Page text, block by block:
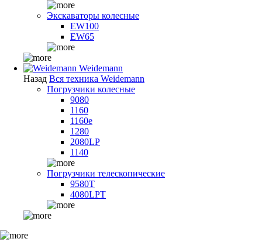
Экскаваторы колесные
EW100
EW65
Weidemann
Назад Вся техника Weidemann
Погрузчики колесные
9080
1160
1160e
1280
2080LP
1140
Погрузчики телескопические
9580T
4080LPT